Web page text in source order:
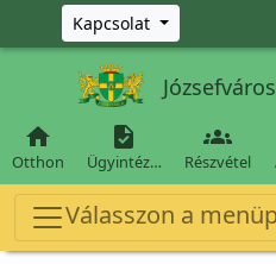
Ugrás a fő tartalomra
Kapcsolat

Otthon

Ügyintéz…

Részvétel
Válasszon a